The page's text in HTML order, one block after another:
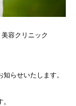
容クリニック
らせいたします。